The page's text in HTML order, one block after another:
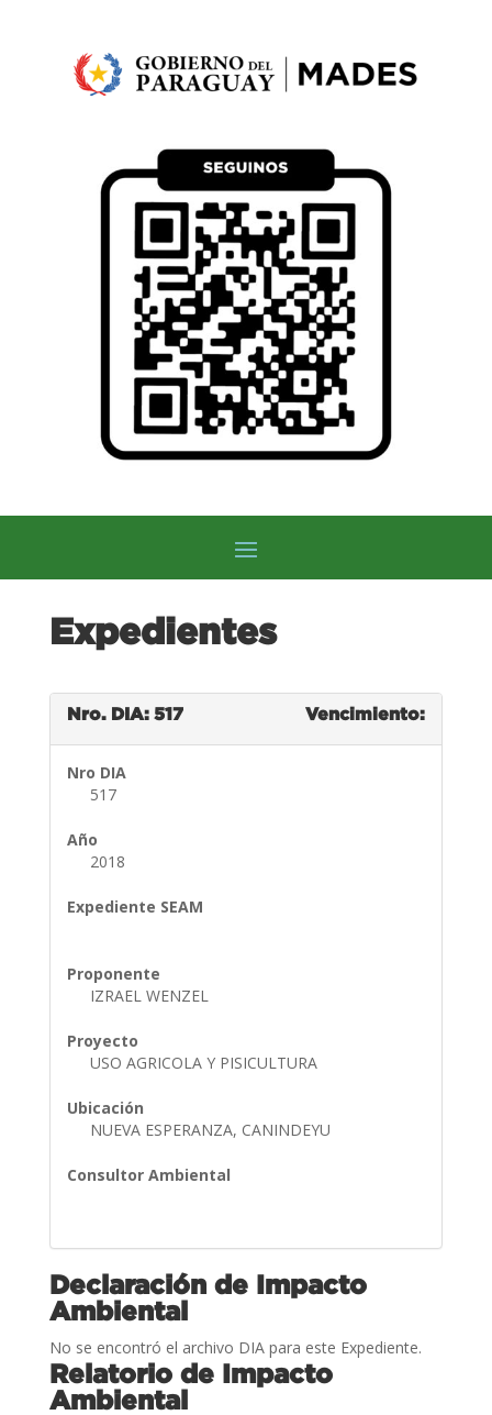
Expedientes
Nro. DIA: 517 Vencimiento:
Nro DIA
517
Año
2018
Expediente SEAM
Proponente
IZRAEL WENZEL
Proyecto
USO AGRICOLA Y PISICULTURA
Ubicación
NUEVA ESPERANZA, CANINDEYU
Consultor Ambiental
Declaración de Impacto
Ambiental
No se encontró el archivo DIA para este Expediente.
Relatorio de Impacto
Ambiental